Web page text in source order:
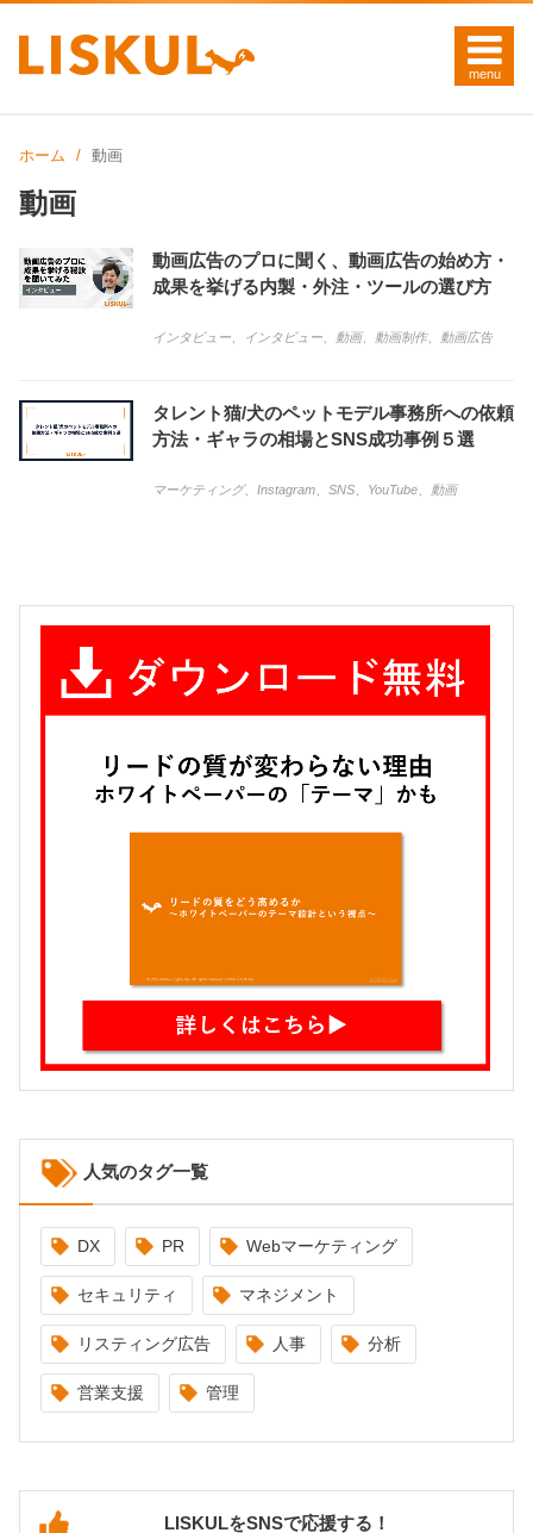
ホーム 動画
動画
動画広告のプロに聞く、動画広告の始め方・
成果を挙げる内製・外注・ツールの選び方
インタビュー インタビュー 動画、 動画制作、 動画広告
タレント猫/犬のペットモデル事務所への依頼
方法・ギャラの相場とSNS成功事例５選
マーケティング、 Instagram SNS YouTube 動画
人気のタグ一覧
DX PR Webマーケティング
セキュリティ マネジメント
リスティング広告 人事 分析
営業支援 管理
LISKULをSNSで応援する！